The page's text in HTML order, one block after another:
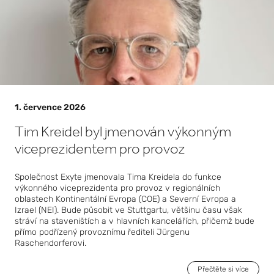
1. července 2026
Tim Kreidel byl jmenován výkonným
viceprezidentem pro provoz
Společnost Exyte jmenovala Tima Kreidela do funkce
výkonného viceprezidenta pro provoz v regionálních
oblastech Kontinentální Evropa (COE) a Severní Evropa a
Izrael (NEI). Bude působit ve Stuttgartu, většinu času však
stráví na staveništích a v hlavních kancelářích, přičemž bude
přímo podřízený provoznímu řediteli Jürgenu
Raschendorferovi.
Přečtěte si více